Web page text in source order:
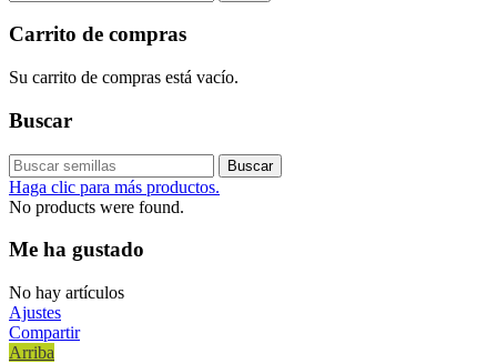
Carrito de compras
Su carrito de compras está vacío.
Buscar
Buscar
Haga clic para más productos.
No products were found.
Me ha gustado
No hay artículos
Ajustes
Compartir
Arriba